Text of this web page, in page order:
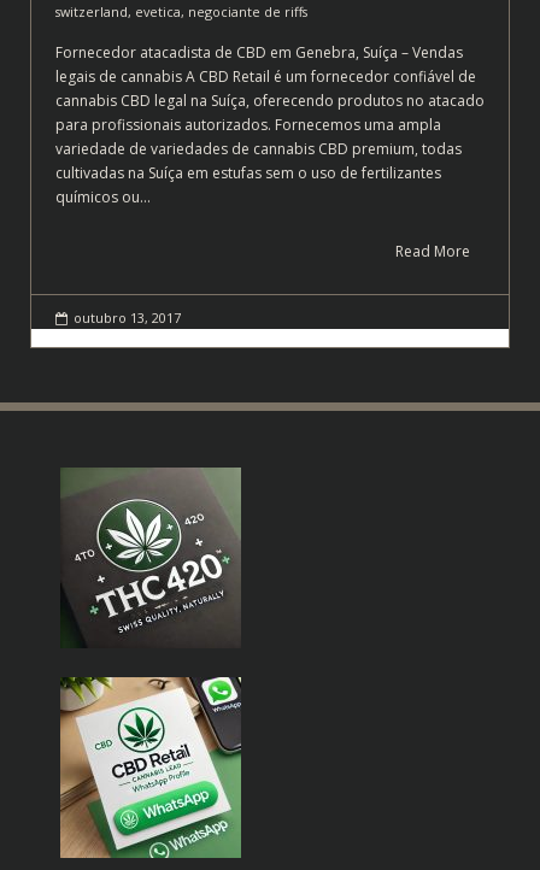
switzerland, evetica, negociante de riffs
Fornecedor atacadista de CBD em Genebra, Suíça – Vendas
legais de cannabis A CBD Retail é um fornecedor confiável de
cannabis CBD legal na Suíça, oferecendo produtos no atacado
para profissionais autorizados. Fornecemos uma ampla
variedade de variedades de cannabis CBD premium, todas
cultivadas na Suíça em estufas sem o uso de fertilizantes
químicos ou…
Read More
outubro 13, 2017